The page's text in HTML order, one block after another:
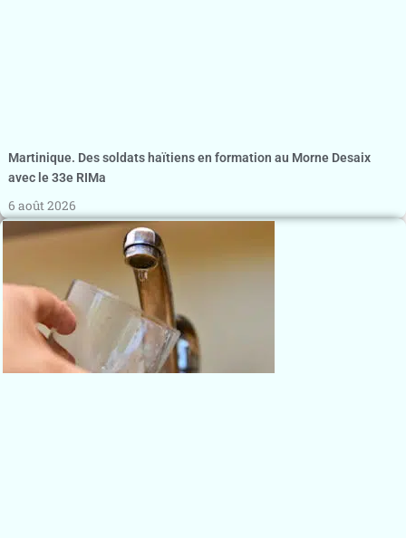
Martinique. Des soldats haïtiens en formation au Morne Desaix
avec le 33e RIMa
6 août 2026